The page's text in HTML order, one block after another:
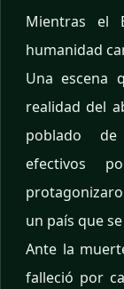
Mientras el
humanidad
Una escena
realidad del
poblado de
efectivos
un país que
Ante la
falleció por